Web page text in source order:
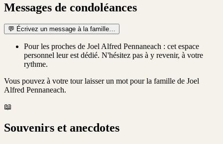
Messages de condoléances
💬 Écrivez un message à la famille…
Pour les proches de Joel Alfred Pennaneach : cet espace
personnel leur est dédié. N'hésitez pas à y revenir, à votre
rythme.
Vous pouvez à votre tour laisser un mot pour la famille de Joel
Alfred Pennaneach.
📖
Souvenirs et anecdotes